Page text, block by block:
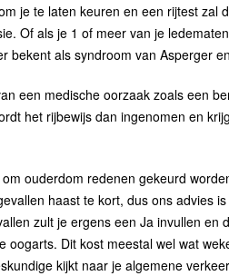
je te laten keuren en een rijtest
Of als je 1 of meer van je
bekent als syndroom van Asperger
een medische oorzaak zoals een
het rijbewijs dan ingenomen en
ouderdom redenen gekeurd
haast te kort, dus ons advies
zult je ergens een Ja invullen
oogarts. Dit kost meestal wel wat
kijkt naar je algemene